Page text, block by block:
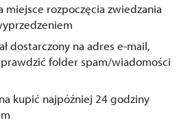
miejsce rozpoczęcia zwiedzania
dostarczony na adres e-mail,
folder spam/wiadomości
kupić najpóźniej 24 godziny